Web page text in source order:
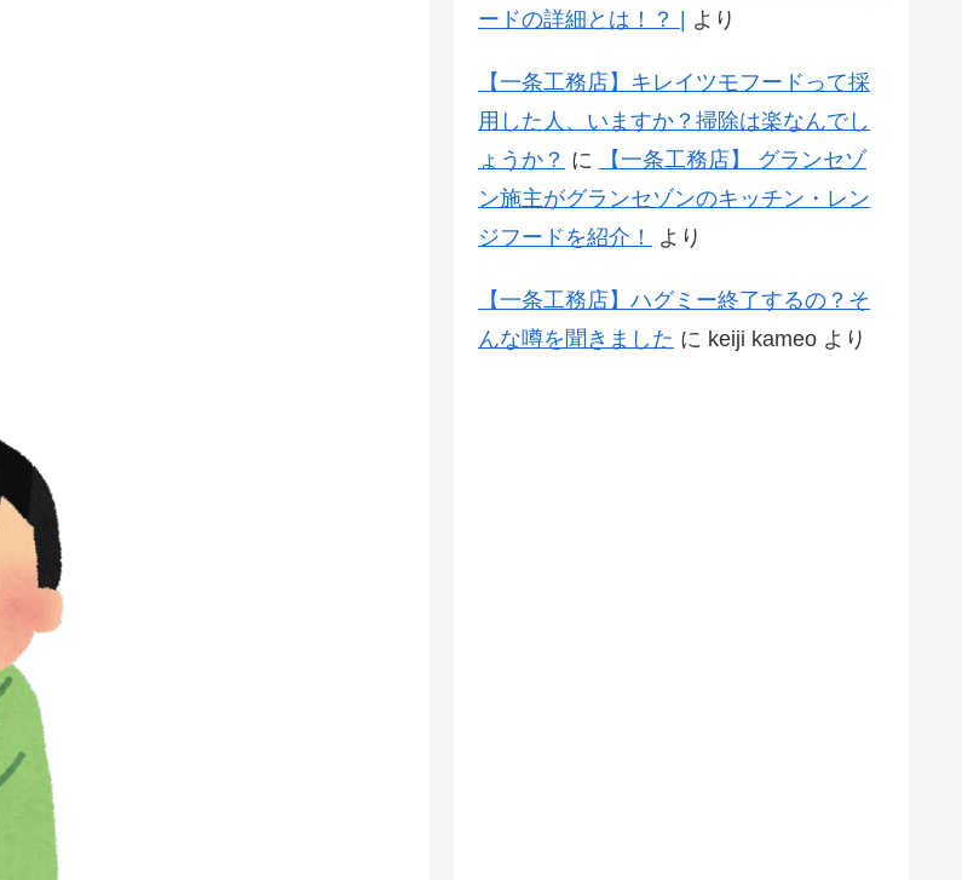
ードの詳細とは！？ |
より
【一条工務店】キレイツモフードって採
用した人、いますか？掃除は楽なんでし
ょうか？ に
【一条工務店】 グランセゾ
ン施主がグランセゾンのキッチン・レン
ジフードを紹介！
より
【一条工務店】ハグミー終了するの？そ
んな噂を聞きました に keiji kameo より